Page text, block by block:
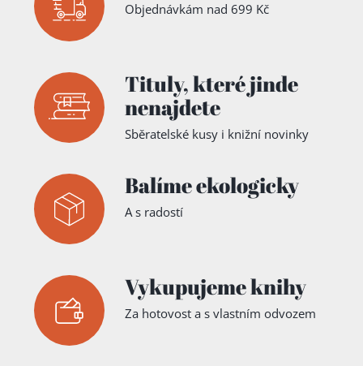
Objednávkám nad 699 Kč
Tituly,které jinde
nenajdete
Sběratelské kusy i knižní novinky
Balíme ekologicky
A s radostí
Vykupujeme knihy
Za hotovost a s vlastním odvozem